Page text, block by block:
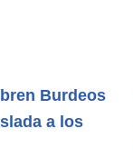
Burdeos
a los